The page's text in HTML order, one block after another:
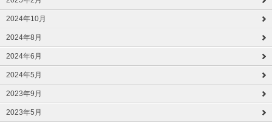
2024年10月
2024年8月
2024年6月
2024年5月
2023年9月
2023年5月